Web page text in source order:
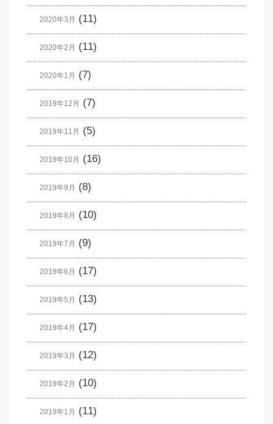
2020年3月 (11)
2020年2月 (11)
2020年1月 (7)
2019年12月 (7)
2019年11月 (5)
2019年10月 (16)
2019年9月 (8)
2019年8月 (10)
2019年7月 (9)
2019年6月 (17)
2019年5月 (13)
2019年4月 (17)
2019年3月 (12)
2019年2月 (10)
2019年1月 (11)